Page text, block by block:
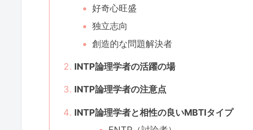
好奇心旺盛
独立志向
創造的な問題解決者
INTP論理学者の活躍の場
INTP論理学者の注意点
INTP論理学者と相性の良いMBTIタイプ